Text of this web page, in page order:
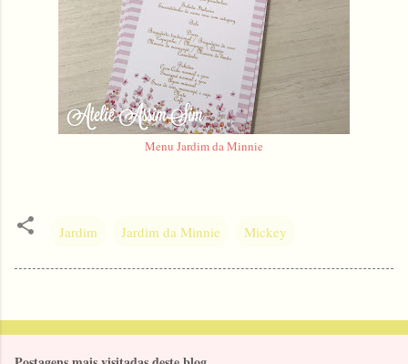
Menu Jardim da Minnie
Jardim Jardim da Minnie Mickey